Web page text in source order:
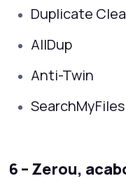
Duplicate
AllDup
Anti-Twin
SearchMyFiles
6 – Zerou,